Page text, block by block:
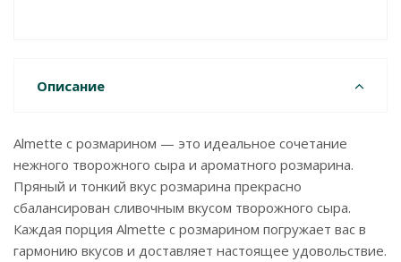
Описание
Almette с розмарином — это идеальное сочетание
нежного творожного сыра и ароматного розмарина.
Пряный и тонкий вкус розмарина прекрасно
сбалансирован сливочным вкусом творожного сыра.
Каждая порция Almette с розмарином погружает вас в
гармонию вкусов и доставляет настоящее удовольствие.